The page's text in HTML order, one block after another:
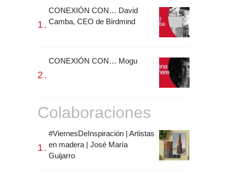
CONEXIÓN CON… David
Camba, CEO de Birdmind
CONEXIÓN CON… Mogu
Colaboraciones
#ViernesDeInspiración | Artistas
en madera | José María
Guijarro